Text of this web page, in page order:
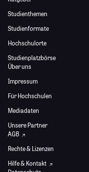
Studienthemen
Studienformate
Hochschulorte
Studienplatzbörse
Über uns
Impressum
Für Hochschulen
Mediadaten
Unsere Partner
AGB
Rechte & Lizenzen
Hilfe & Kontakt